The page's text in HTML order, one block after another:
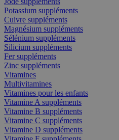
Potassium suppléments
Cuivre suppléments
Magnésium suppléments
Sélénium suppléments
Silicium suppléments
Fer suppléments
Zinc suppléments
Vitamines
Multivitamines
Vitamines pour les enfants
Vitamine A suppléments
Vitamine B suppléments
Vitamine C suppléments
Vitamine D suppléments